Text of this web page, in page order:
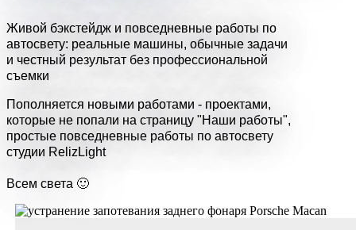
Живой бэкстейдж и повседневные работы по
автосвету: реальные машины, обычные задачи
и честный результат без профессиональной
съемки
Пополняется новыми работами - проектами,
которые не попали на страницу "Наши работы",
простые повседневные работы по автосвету
студии RelizLight
Всем света 🙂